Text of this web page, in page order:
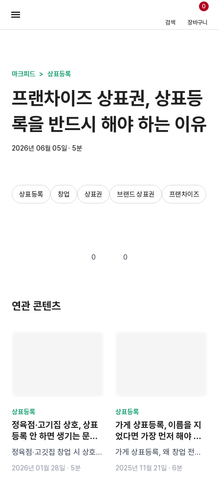
검색 장바구니
0
마크피드 > 상표등록
프랜차이즈 상표권, 상표등
록을 반드시 해야 하는 이유
2026년 06월 05일 · 5분
상표등록 창업 상표권 브랜드 상표권 프랜차이즈
0 0
연관 콘텐츠
상표등록
정육점·고기집 상호, 상표
등록 안 하면 생기는 문제
3가지
정육점·고깃집 창업 시 상호부
터 상표등록까지 꼭 확인해야
2026년 01월 28일 · 5분
상표등록
가게 상표등록, 이름을 지
었다면 가장 먼저 해야 할
일
가게 상표등록, 왜 창업 전에
꼭 해야 할까요? 선출원주의
2025년 11월 21일 · 6분